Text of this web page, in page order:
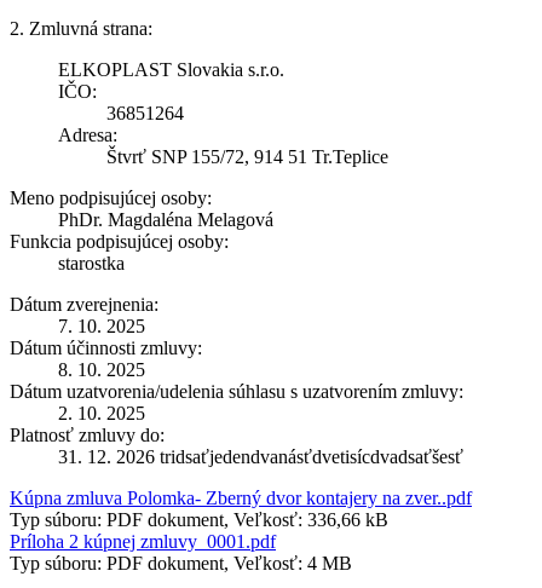
2. Zmluvná strana:
ELKOPLAST Slovakia s.r.o.
IČO:
36851264
Adresa:
Štvrť SNP 155/72, 914 51 Tr.Teplice
Meno podpisujúcej osoby:
PhDr. Magdaléna Melagová
Funkcia podpisujúcej osoby:
starostka
Dátum zverejnenia:
7. 10. 2025
Dátum účinnosti zmluvy:
8. 10. 2025
Dátum uzatvorenia/udelenia súhlasu s uzatvorením zmluvy:
2. 10. 2025
Platnosť zmluvy do:
31. 12. 2026 tridsaťjedendvanásťdvetisícdvadsaťšesť
Kúpna zmluva Polomka- Zberný dvor kontajery na zver..pdf
Typ súboru: PDF dokument, Veľkosť: 336,66 kB
Príloha 2 kúpnej zmluvy_0001.pdf
Typ súboru: PDF dokument, Veľkosť: 4 MB